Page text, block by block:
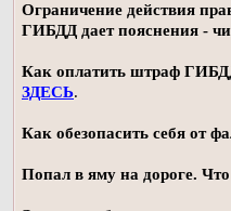
Ограничение действия
ГИБДД дает пояснения -
Как оплатить штраф
ЗДЕСЬ.
Как обезопасить себя от
Попал в яму на дороге. Что